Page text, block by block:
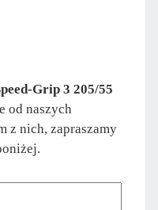
Grip 3 205/55
od naszych
z nich, zapraszamy